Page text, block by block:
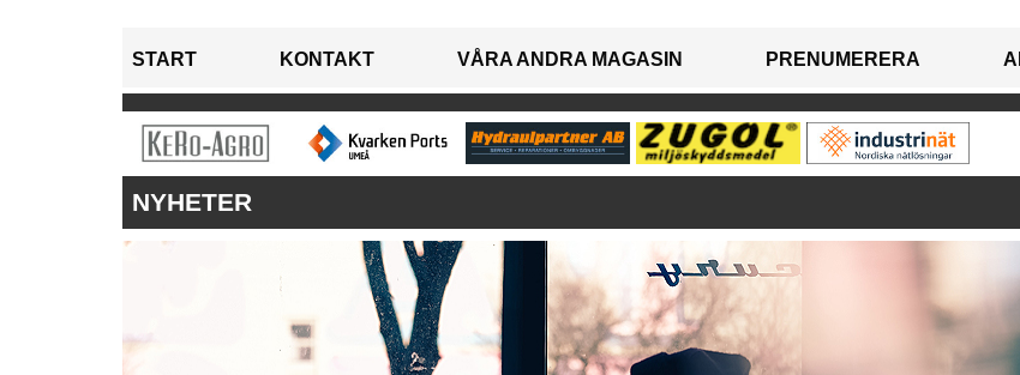
START KONTAKT VÅRA ANDRA MAGASIN PRENUMERERA
NYHETER